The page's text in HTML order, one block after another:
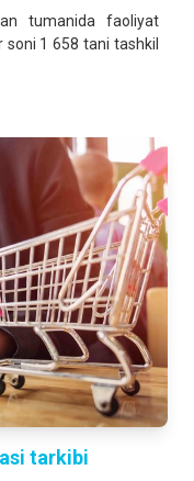
tumanida faoliyat
soni 1 658 tani tashkil
tarkibi